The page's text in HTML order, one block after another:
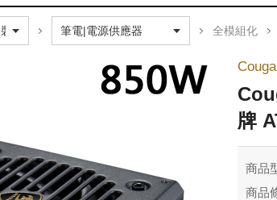
全模組化
牌
商品
商品